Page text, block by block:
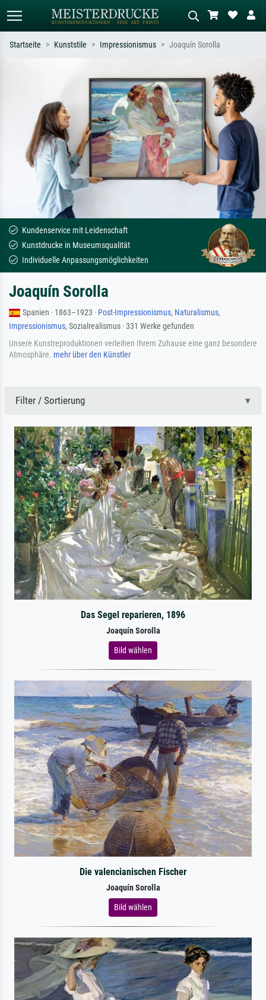
Suchen Sie nach Künstlern, Werktiteln
oder Stilen – z.B. Monet,
Sternennacht, Impressionismus, Welle
Hokusai, Akt.
Beschreiben Sie die Szene – z.B. Grüne
Wiese, Abstrakt mit viel Rot, Dunkles
Ölgemälde, Stehender Akt neben einem
Baum.
Startseite Kunststile Impressionismus Joaquín Sorolla
Kundenservice mit Leidenschaft
Kunstdrucke in Museumsqualität
Individuelle Anpassungsmöglichkeiten
Joaquín Sorolla
Spanien · 1863–1923 · Post-Impressionismus, Naturalismus,
Impressionismus, Sozialrealismus · 331 Werke gefunden
Unsere Kunstreproduktionen verleihen Ihrem Zuhause eine ganz besondere
Atmosphäre. mehr über den Künstler
Filter / Sortierung
Das Segel reparieren, 1896
Joaquín Sorolla
Bild wählen
Die valencianischen Fischer
Joaquín Sorolla
Bild wählen